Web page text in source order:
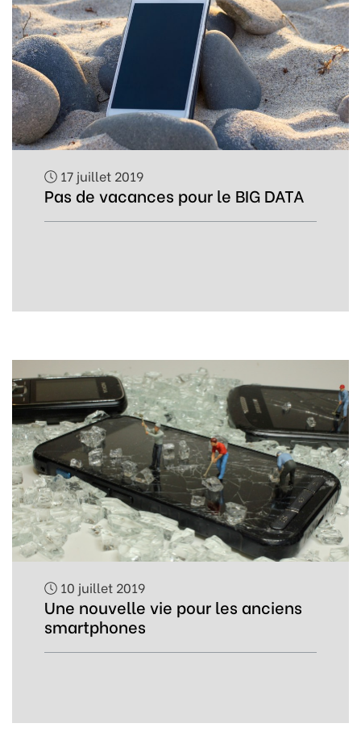
17 juillet 2019
Pas de vacances pour le BIG DATA
10 juillet 2019
Une nouvelle vie pour les anciens
smartphones